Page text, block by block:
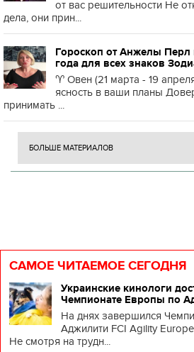
от вас решительности Не
дела, они прин...
Гороскоп от Анжелы Перл
года для всех знаков
♈️ Овен (21 марта - 19
ясность в ваши планы
принимать ...
БОЛЬШЕ МАТЕРИАЛОВ
САМОЕ ЧИТАЕМОЕ СЕГОДНЯ
Украинские кинологи
Чемпионате Европы по
На днях завершился
Аджилити FCI Agility
Не смотря на трудн...